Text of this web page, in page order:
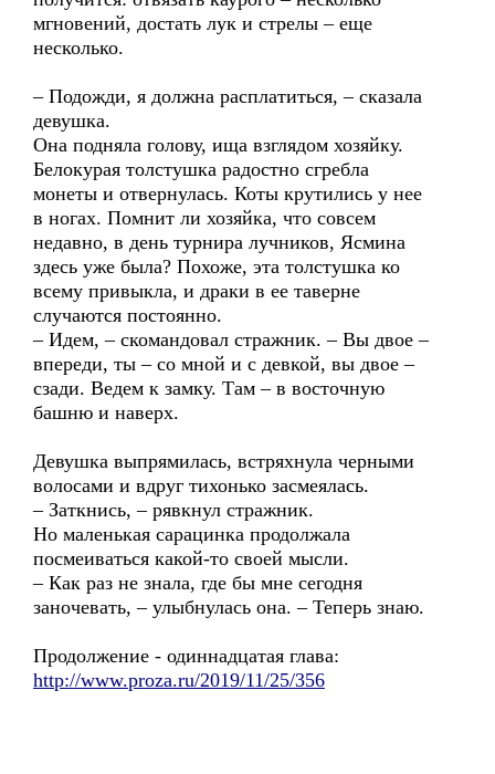
мгновений, достать лук и стрелы – еще
несколько.
– Подожди, я должна расплатиться, – сказала
девушка.
Она подняла голову, ища взглядом хозяйку.
Белокурая толстушка радостно сгребла
монеты и отвернулась. Коты крутились у нее
в ногах. Помнит ли хозяйка, что совсем
недавно, в день турнира лучников, Ясмина
здесь уже была? Похоже, эта толстушка ко
всему привыкла, и драки в ее таверне
случаются постоянно.
– Идем, – скомандовал стражник. – Вы двое –
впереди, ты – со мной и с девкой, вы двое –
сзади. Ведем к замку. Там – в восточную
башню и наверх.
Девушка выпрямилась, встряхнула черными
волосами и вдруг тихонько засмеялась.
– Заткнись, – рявкнул стражник.
Но маленькая сарацинка продолжала
посмеиваться какой-то своей мысли.
– Как раз не знала, где бы мне сегодня
заночевать, – улыбнулась она. – Теперь знаю.
Продолжение - одиннадцатая глава:
http://www.proza.ru/2019/11/25/356